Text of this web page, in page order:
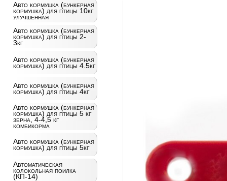
Авто кормушка (бункерная
кормушка) для птицы 10кг
улучшенная
Авто кормушка (бункерная
кормушка) для птицы 2-
3кг
Авто кормушка (бункерная
кормушка) для птицы 4.5кг
Авто кормушка (бункерная
кормушка) для птицы 4кг
Авто кормушка (бункерная
кормушка) для птицы 5 кг
зерна, 4-4,5 кг
комбикорма
Авто кормушка (бункерная
кормушка) для птицы 5кг
Автоматическая
колокольная поилка
(КП-14)